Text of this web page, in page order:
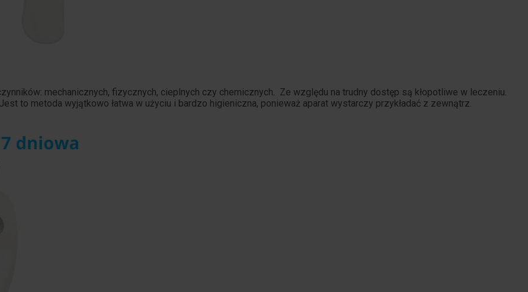
mechanicznych, fizycznych, cieplnych czy chemicznych. Ze względu na trudny dostęp są kłopotliwe w leczeniu.
to metoda wyjątkowo łatwa w użyciu i bardzo higieniczna, ponieważ aparat wystarczy przykładać z zewnątrz.